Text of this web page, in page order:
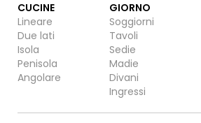
CUCINE
Lineare
Due lati
Isola
Penisola
Angolare
GIORNO
Soggiorni
Tavoli
Sedie
Madie
Divani
Ingressi